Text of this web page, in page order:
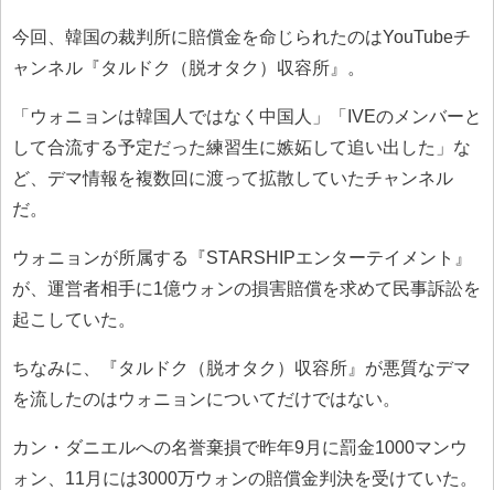
今回、韓国の裁判所に賠償金を命じられたのはYouTubeチ
ャンネル『タルドク（脱オタク）収容所』。
「ウォニョンは韓国人ではなく中国人」「IVEのメンバーと
して合流する予定だった練習生に嫉妬して追い出した」な
ど、デマ情報を複数回に渡って拡散していたチャンネル
だ。
ウォニョンが所属する『STARSHIPエンターテイメント』
が、運営者相手に1億ウォンの損害賠償を求めて民事訴訟を
起こしていた。
ちなみに、『タルドク（脱オタク）収容所』が悪質なデマ
を流したのはウォニョンについてだけではない。
カン・ダニエルへの名誉棄損で昨年9月に罰金1000マンウ
ォン、11月には3000万ウォンの賠償金判決を受けていた。